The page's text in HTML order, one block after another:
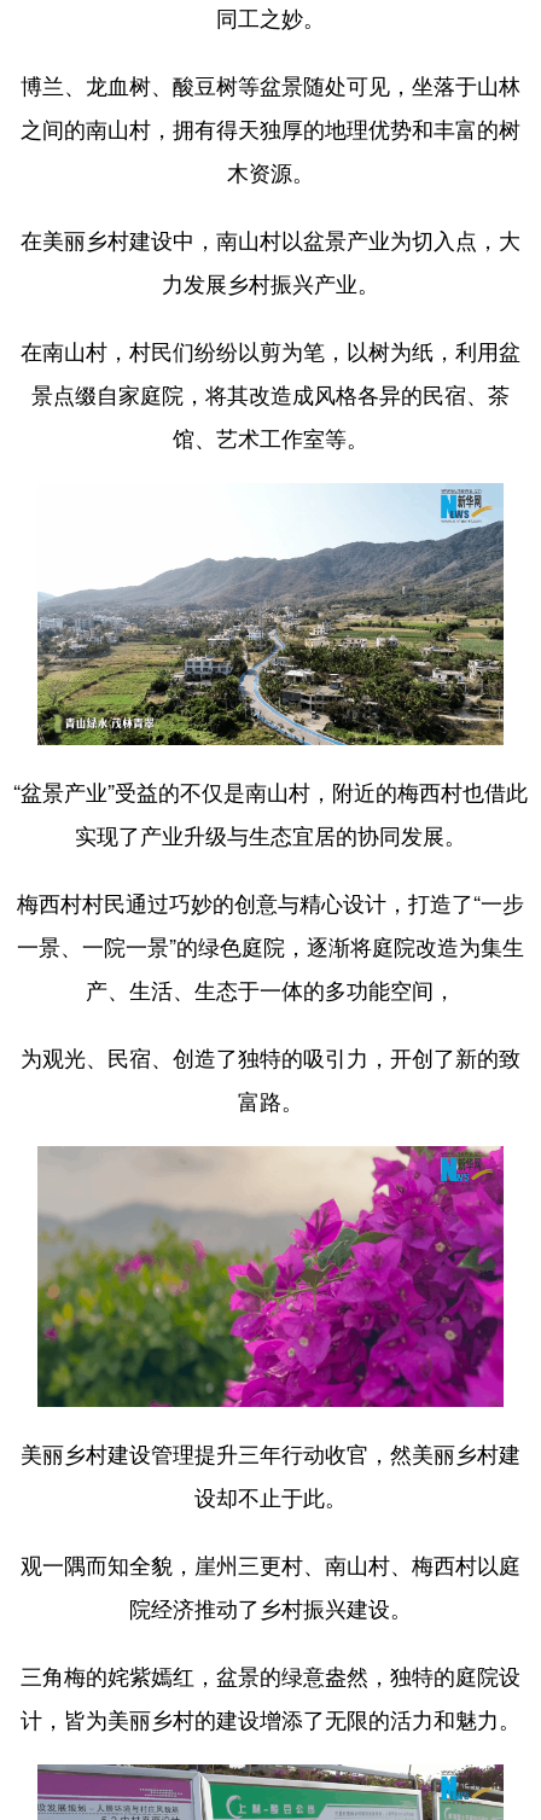
同工之妙。
博兰、龙血树、酸豆树等盆景随处可见，坐落于山林
之间的南山村，拥有得天独厚的地理优势和丰富的树
木资源。
在美丽乡村建设中，南山村以盆景产业为切入点，大
力发展乡村振兴产业。
在南山村，村民们纷纷以剪为笔，以树为纸，利用盆
景点缀自家庭院，将其改造成风格各异的民宿、茶
馆、艺术工作室等。
“盆景产业”受益的不仅是南山村，附近的梅西村也借此
实现了产业升级与生态宜居的协同发展。
梅西村村民通过巧妙的创意与精心设计，打造了“一步
一景、一院一景”的绿色庭院，逐渐将庭院改造为集生
产、生活、生态于一体的多功能空间，
为观光、民宿、创造了独特的吸引力，开创了新的致
富路。
美丽乡村建设管理提升三年行动收官，然美丽乡村建
设却不止于此。
观一隅而知全貌，崖州三更村、南山村、梅西村以庭
院经济推动了乡村振兴建设。
三角梅的姹紫嫣红，盆景的绿意盎然，独特的庭院设
计，皆为美丽乡村的建设增添了无限的活力和魅力。